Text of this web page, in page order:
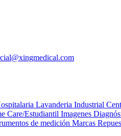
Lavanderia Industrial
Care/Estudiantil Imagenes
de medición Marcas